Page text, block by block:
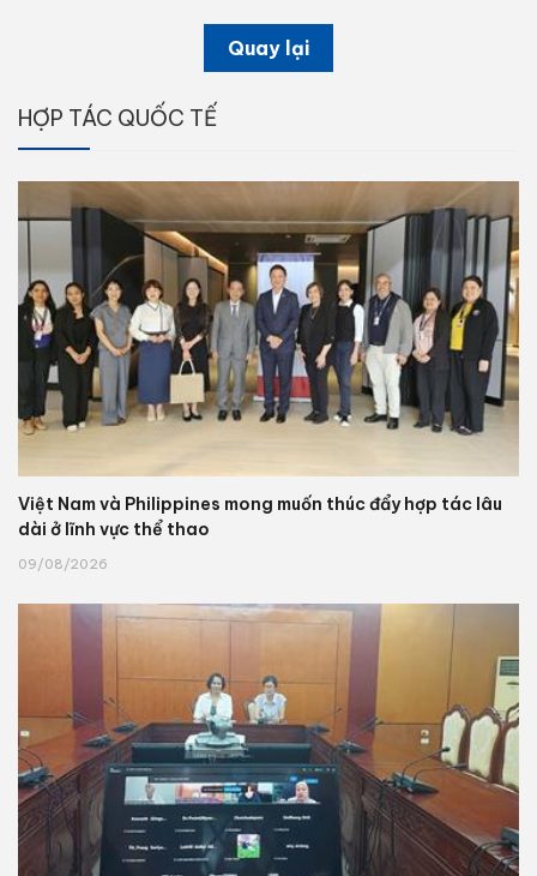
Quay lại
HỢP TÁC QUỐC TẾ
Việt Nam và Philippines mong muốn thúc đẩy hợp tác lâu
dài ở lĩnh vực thể thao
09/08/2026